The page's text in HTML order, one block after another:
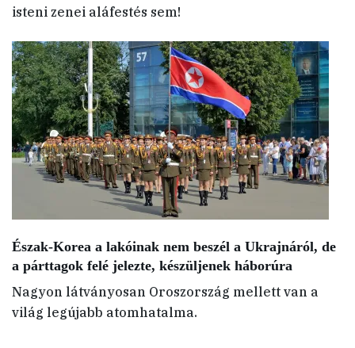
isteni zenei aláfestés sem!
Észak-Korea a lakóinak nem beszél a Ukrajnáról, de
a párttagok felé jelezte, készüljenek háborúra
Nagyon látványosan Oroszország mellett van a
világ legújabb atomhatalma.